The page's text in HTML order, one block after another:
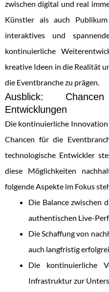
zwischen digital und real
Künstler als auch
interaktives und
kontinuierliche
kreative Ideen in die Realität
die Eventbranche zu prägen.
Ausblick:
Entwicklungen
Die kontinuierliche
Chancen für die
technologische Entwickler
diese Möglichkeiten
folgende Aspekte im Fokus
Die Balance zwischen
authentischen Live-
Die Schaffung von
auch langfristig
Die kontinuierliche
Infrastruktur zur